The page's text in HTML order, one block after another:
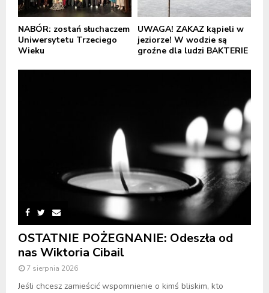
NABÓR: zostań słuchaczem
Uniwersytetu Trzeciego
Wieku
UWAGA! ZAKAZ kąpieli w
jeziorze! W wodzie są
groźne dla ludzi BAKTERIE
OSTATNIE POŻEGNANIE: Odeszła od
nas Wiktoria Cibail
7 sierpnia 2026
Jeśli chcesz zamieścić wspomnienie o kimś bliskim, kto